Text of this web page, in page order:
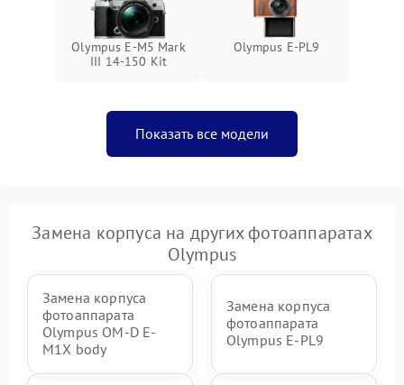
Olympus E‑M5 Mark
III 14-150 Kit
Olympus E‑PL9
Показать все модели
Замена корпуса на других фотоаппаратах
Olympus
Замена корпуса
фотоаппарата
Olympus OM-D E-
M1X body
Замена корпуса
фотоаппарата
Olympus E‑PL9